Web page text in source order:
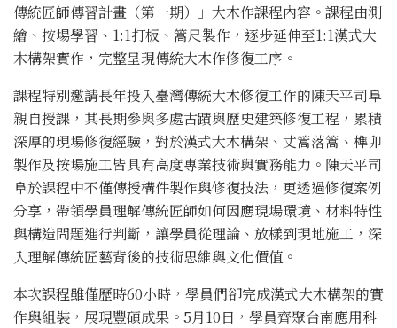
傳統匠師傳習計畫（第一期）」大木作課程內容。 課程由測
繪、按場學習、 1:1打板、篙尺製作，逐步延伸至1:1漢式大
木構架實作，完整呈現傳統大木作修復工序。
課程特別邀請長年投入臺灣傳統大木修復工作的陳天平司阜
親自授課 ，其長期參與多處古蹟與歷史建築修復工程， 累積
深厚的現場修復經驗，對於漢式大木構架、丈篙落篙、 榫卯
製作及按場施工皆具有高度專業技術與實務能力。 陳天平司
阜於課程中不僅傳授構件製作與修復技法， 更透過修復案例
分享，帶領學員理解傳統匠師如何因應現場環境、 材料特性
與構造問題進行判斷，讓學員從理論、放樣到現地施工， 深
入理解傳統匠藝背後的技術思維與文化價值。
本次課程雖僅歷時60小時， 學員們卻完成漢式大木構架的實
作與組裝，展現豐碩成果。 5月10日，學員齊聚台南應用科